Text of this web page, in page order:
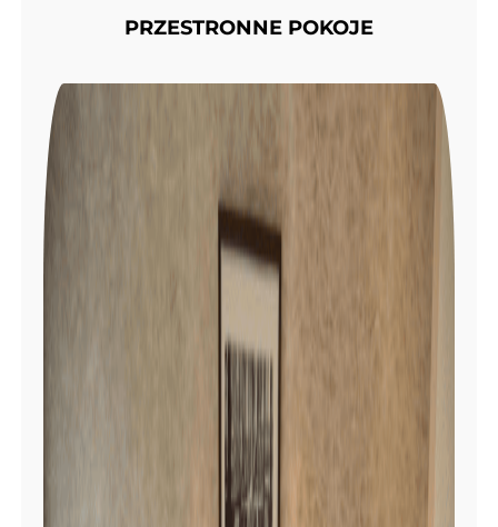
PRZESTRONNE POKOJE